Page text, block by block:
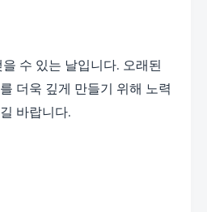
수 있는 날입니다. 오래된
더욱 깊게 만들기 위해 노력
바랍니다.